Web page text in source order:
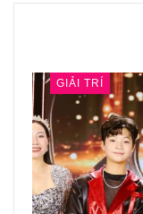
GIẢI TRÍ